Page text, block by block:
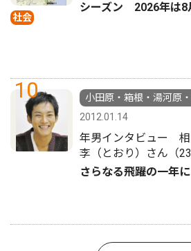
社会
シーズン 2026年は
10
小田原・箱根・湯河原
2012.01.14
年男インタビュー
李（とおり）さん（23
さらなる飛躍の一年に